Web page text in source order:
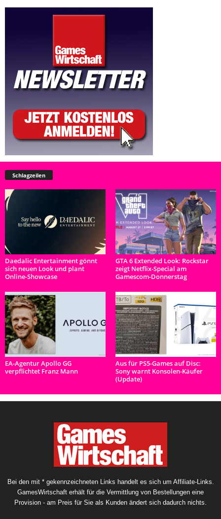
Schlagzeilen
Daedalic Entertainment gönnt
sich neuen Look und plant
Online-Showcase
GTA 6 Extended Look: Rockstar
zeigt Netflix-Special am
Gamescom-Donnerstag
EA-Agentur Apollo GG
verpflichtet Franz Mann
Aus für PS5-Games auf Disc:
Sony warnt Konsolen-Käufer
(Update)
Bei den mit * gekennzeichneten Links handelt es sich um Affiliate-Links.
GamesWirtschaft erhält für die Vermittlung von Bestellungen eine
Provision - am Preis für Sie als Kunden ändert sich dadurch nichts.